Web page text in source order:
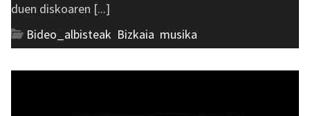
duen diskoaren [...]
Bideo_albisteak Bizkaia musika